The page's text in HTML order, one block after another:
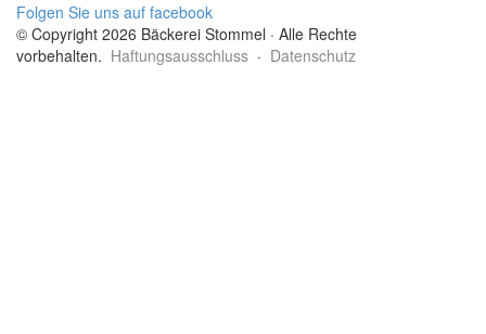
Folgen Sie uns auf facebook
© Copyright 2026 Bäckerei Stommel · Alle Rechte
vorbehalten. Haftungsausschluss · Datenschutz